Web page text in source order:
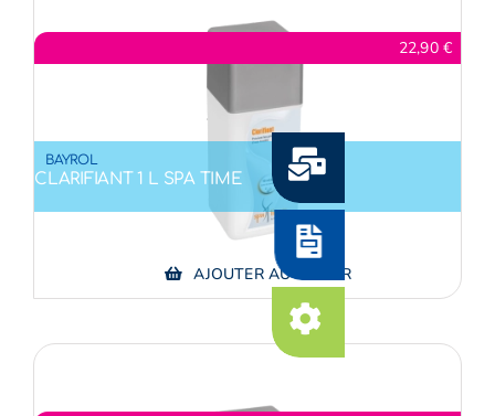
22,90 €
BAYROL
CLARIFIANT 1 L SPA TIME
AJOUTER AU PANIER